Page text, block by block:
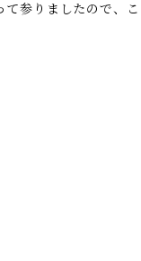
て参りましたので、こ